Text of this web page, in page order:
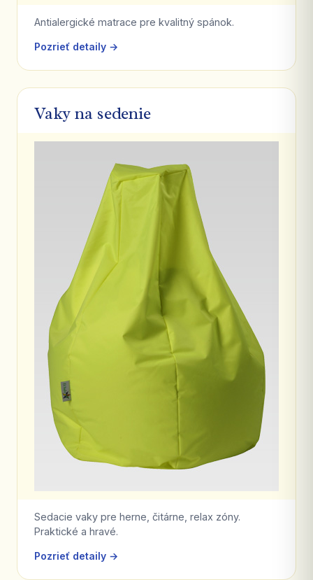
Antialergické matrace pre kvalitný spánok.
Pozrieť detaily →
Vaky na sedenie
Sedacie vaky pre herne, čitárne, relax zóny.
Praktické a hravé.
Pozrieť detaily →